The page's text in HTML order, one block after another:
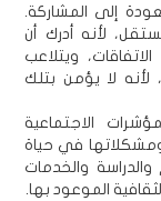
إلى المشاركة.
لأنه أدرك أن
ويتلاعب
لا يؤمن بتلك
(1969) كانت المؤشرات الاجتماعية
ومشكلاتها في حياة
والخدمات
الموعود بها.